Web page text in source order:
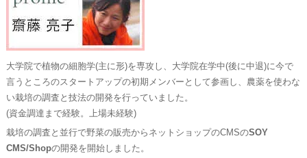
大学院で植物の細胞学(主に形)を専攻し、大学院在学中(後に中退)に今で
言うところのスタートアップの初期メンバーとして参画し、農薬を使わな
い栽培の調査と技法の開発を行っていました。
(資金調達まで経験。上場未経験)
栽培の調査と並行で野菜の販売からネットショップのCMSのSOY
CMS/Shopの開発を開始しました。